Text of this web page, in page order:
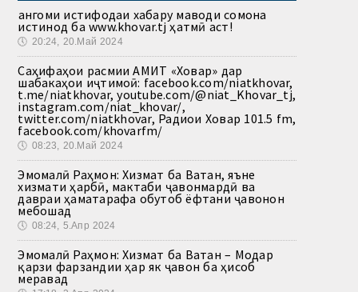
Ҳангоми истифодаи хабару маводи сомона
истинод ба www.khovar.tj ҳатмӣ аст!
🕔 20:24, 20.Май 2024
Саҳифаҳои расмии АМИТ «Ховар» дар
шабакаҳои иҷтимоӣ: facebook.com/niatkhovar,
t.me/niatkhovar, youtube.com/@niat_Khovar_tj,
instagram.com/niat_khovar/,
twitter.com/niatkhovar, Радиои Ховар 101.5 fm,
facebook.com/khovarfm/
🕔 08:23, 20.Май 2024
Эмомалӣ Раҳмон: Хизмат ба Ватан, яъне
хизмати ҳарбӣ, мактаби ҷавонмардӣ ва
давраи ҳаматарафа обутоб ёфтани ҷавонон
мебошад
🕔 08:24, 5.Апр 2024
Эмомалӣ Раҳмон: Хизмат ба Ватан – Модар
қарзи фарзандии ҳар як ҷавон ба ҳисоб
меравад